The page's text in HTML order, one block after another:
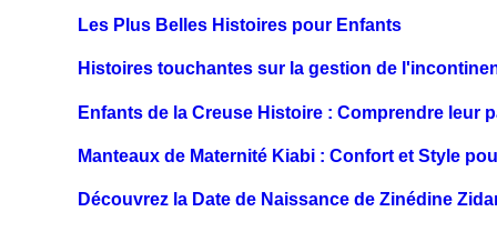
Les Plus Belles Histoires pour Enfants
Histoires touchantes sur la gestion de
Enfants de la Creuse Histoire : Comprendre leur
Manteaux de Maternité Kiabi : Confort et Style
Découvrez la Date de Naissance de Zinédine